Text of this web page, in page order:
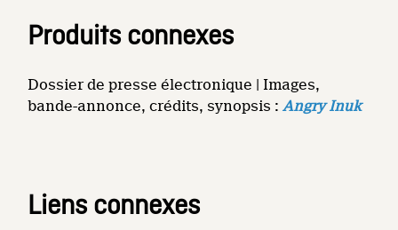
Produits connexes
Dossier de presse électronique | Images,
bande-annonce, crédits, synopsis :Angry Inuk
Liens connexes